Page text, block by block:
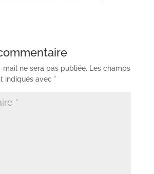
mail ne sera pas publiée.
Les champs
indiqués avec *